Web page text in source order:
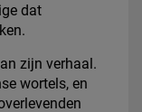
dat
zijn verhaal.
wortels, en